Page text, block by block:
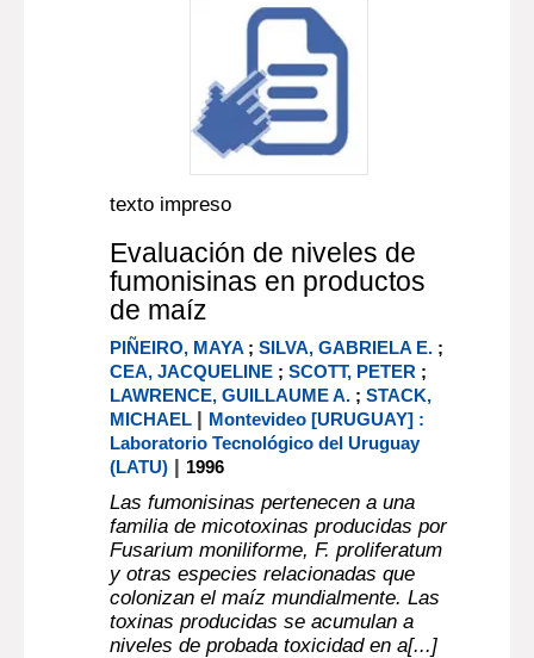
texto impreso
Evaluación de niveles de
fumonisinas en productos
de maíz
PIÑEIRO, MAYA ;SILVA, GABRIELA E. ;
CEA, JACQUELINE ;SCOTT, PETER ;
LAWRENCE, GUILLAUME A. ;STACK,
MICHAEL | Montevideo [URUGUAY] :
Laboratorio Tecnológico del Uruguay
(LATU) | 1996
Las fumonisinas pertenecen a una
familia de micotoxinas producidas por
Fusarium moniliforme, F. proliferatum
y otras especies relacionadas que
colonizan el maíz mundialmente. Las
toxinas producidas se acumulan a
niveles de probada toxicidad en a[...]